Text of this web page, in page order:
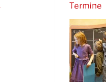
Termine